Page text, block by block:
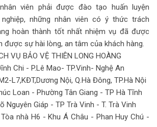
viên phải được đào tạo huấn luyện
nghiệp, những nhân viên có ý thức trách
hoàn thành tốt nhất nhiệm vụ đã được
được sự hài lòng, an tâm của khách hàng.
VỤ BẢO VỆ THIÊN LONG HOÀNG
Chi - P.Lê Mao- TP.Vinh- Nghệ An
L7,KĐT,Dương Nội, Q.Hà Đông, TP.Hà Nội
Loan - Phường Tân Giang - TP Hà Tĩnh
Nguyên Giáp - TP Trà Vinh - T. Trà Vinh
nhà H6 - Khu Á Châu - Phan Huy Chú -